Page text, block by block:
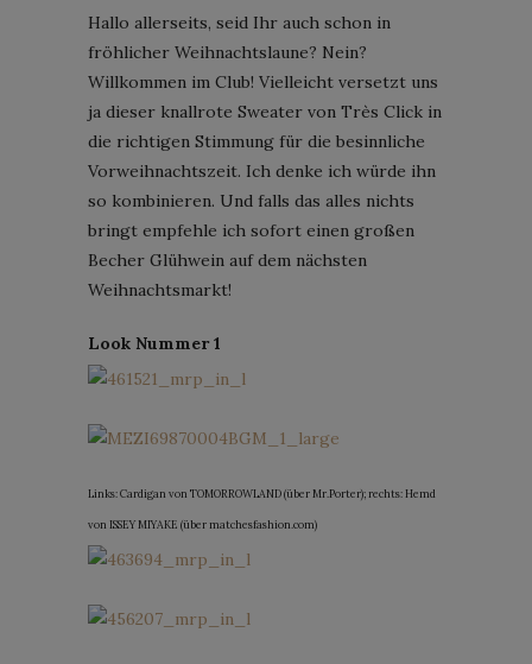
Hallo allerseits, seid Ihr auch schon in
fröhlicher Weihnachtslaune? Nein?
Willkommen im Club! Vielleicht versetzt uns
ja dieser knallrote Sweater von Très Click in
die richtigen Stimmung für die besinnliche
Vorweihnachtszeit. Ich denke ich würde ihn
so kombinieren. Und falls das alles nichts
bringt empfehle ich sofort einen großen
Becher Glühwein auf dem nächsten
Weihnachtsmarkt!
Look Nummer 1
Links: Cardigan von TOMORROWLAND (über Mr.Porter); rechts: Hemd
von ISSEY MIYAKE (über matchesfashion.com)